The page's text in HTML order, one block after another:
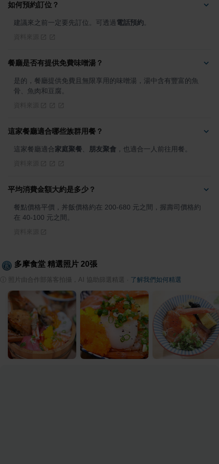
如何預約訂位？
建議來之前一定要先訂位。可透過電話預約
餐廳是否有提供免費味噌湯？
是的，餐廳提供免費且無限享用的味噌湯，湯中含有豐富的魚
骨、魚肉和豆腐。
這家餐廳適合哪些族群用餐？
這家餐廳適合家庭聚餐 朋友聚會 ，也適合一人前往用餐。
平均消費金額大約是多少？
餐點價格平價，丼飯價格約在 200-680 元之間，握壽司價格約
在 40-100 元之間。
多摩食堂 精選照片 20張
照片由合作部落客拍攝，AI 協助篩選精選 了解我們如何精選